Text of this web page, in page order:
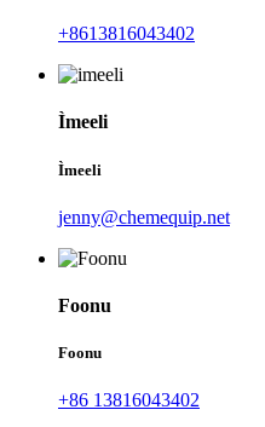
+8613816043402
Ìmeeli
Ìmeeli
jenny@chemequip.net
Foonu
Foonu
+86 13816043402